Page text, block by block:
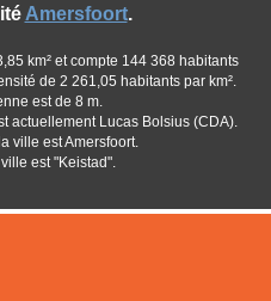
Amersfoort.
km² et compte 144 368 habitants
de 2 261,05 habitants par km².
est de 8 m.
actuellement Lucas Bolsius (CDA).
ville est Amersfoort.
est "Keistad".